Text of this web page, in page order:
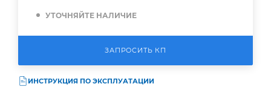
УТОЧНЯЙТЕ НАЛИЧИЕ
ЗАПРОСИТЬ КП
ИНСТРУКЦИЯ ПО ЭКСПЛУАТАЦИИ